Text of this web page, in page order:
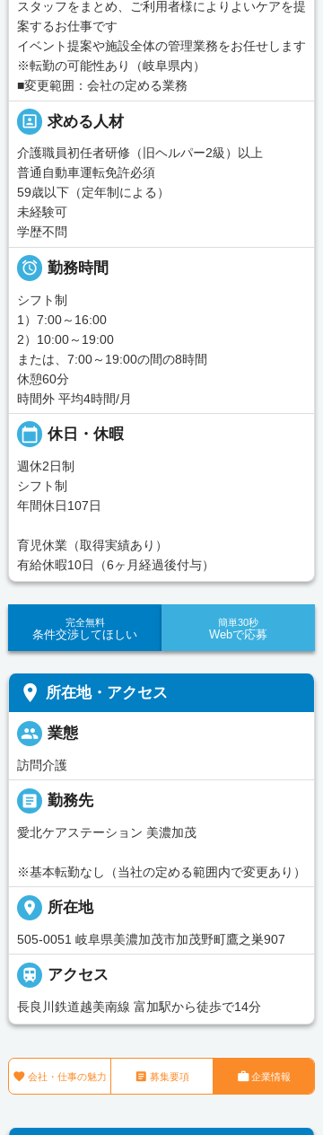
スタッフをまとめ、ご利用者様によりよいケアを提
案するお仕事です
イベント提案や施設全体の管理業務をお任せします
※転勤の可能性あり（岐阜県内）
■変更範囲：会社の定める業務
portrait 求める人材
介護職員初任者研修（旧ヘルパー2級）以上
普通自動車運転免許必須
59歳以下（定年制による）
未経験可
学歴不問
 勤務時間
シフト制
1）7:00～16:00
2）10:00～19:00
または、7:00～19:00の間の8時間
休憩60分
時間外 平均4時間/月
calendar_today 休日・休暇
週休2日制
シフト制
年間休日107日
育児休業（取得実績あり）
有給休暇10日（6ヶ月経過後付与）
完全無料
条件交渉してほしい
簡単30秒
Webで応募
place 所在地・アクセス
people 業態
訪問介護
_pin
勤務先
愛北ケアステーション 美濃加茂
※基本転勤なし（当社の定める範囲内で変更あり）
place 所在地
505-0051 岐阜県美濃加茂市加茂野町鷹之巣907
 アクセス
長良川鉄道越美南線 富加駅から徒歩で14分
 会社・仕事の魅力  募集要項 企業情報